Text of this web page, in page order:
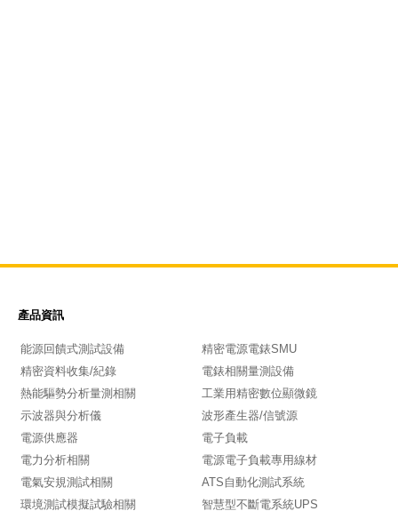
產品資訊
能源回饋式測試設備
精密電源電錶SMU
精密資料收集/紀錄
電錶相關量測設備
熱能驅勢分析量測相關
工業用精密數位顯微鏡
示波器與分析儀
波形產生器/信號源
電源供應器
電子負載
電力分析相關
電源電子負載專用線材
電氣安規測試相關
ATS自動化測試系統
環境測試模擬試驗相關
智慧型不斷電系統UPS